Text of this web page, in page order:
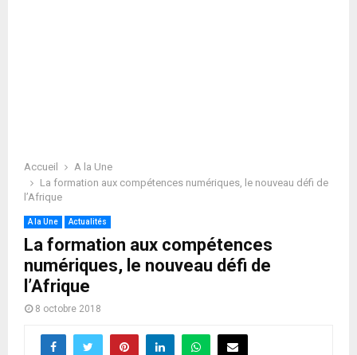
Accueil
A la Une
La formation aux compétences numériques, le nouveau défi de
l’Afrique
A la Une Actualités
La formation aux compétences
numériques, le nouveau défi de
l’Afrique
8 octobre 2018